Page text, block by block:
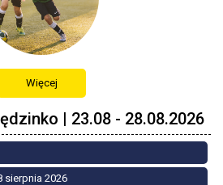
Więcej
| 23.08 - 28.08.2026
sierpnia 2026